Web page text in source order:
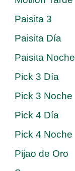
Paisita 3
Paisita Día
Paisita Noche
Pick 3 Día
Pick 3 Noche
Pick 4 Día
Pick 4 Noche
Pijao de Oro